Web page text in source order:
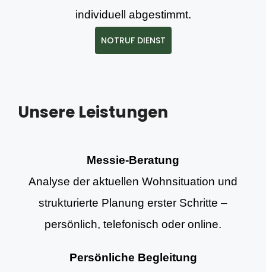
individuell abgestimmt.
NOTRUF DIENST
Unsere Leistungen
Messie-Beratung
Analyse der aktuellen Wohnsituation und
strukturierte Planung erster Schritte –
persönlich, telefonisch oder online.
Persönliche Begleitung